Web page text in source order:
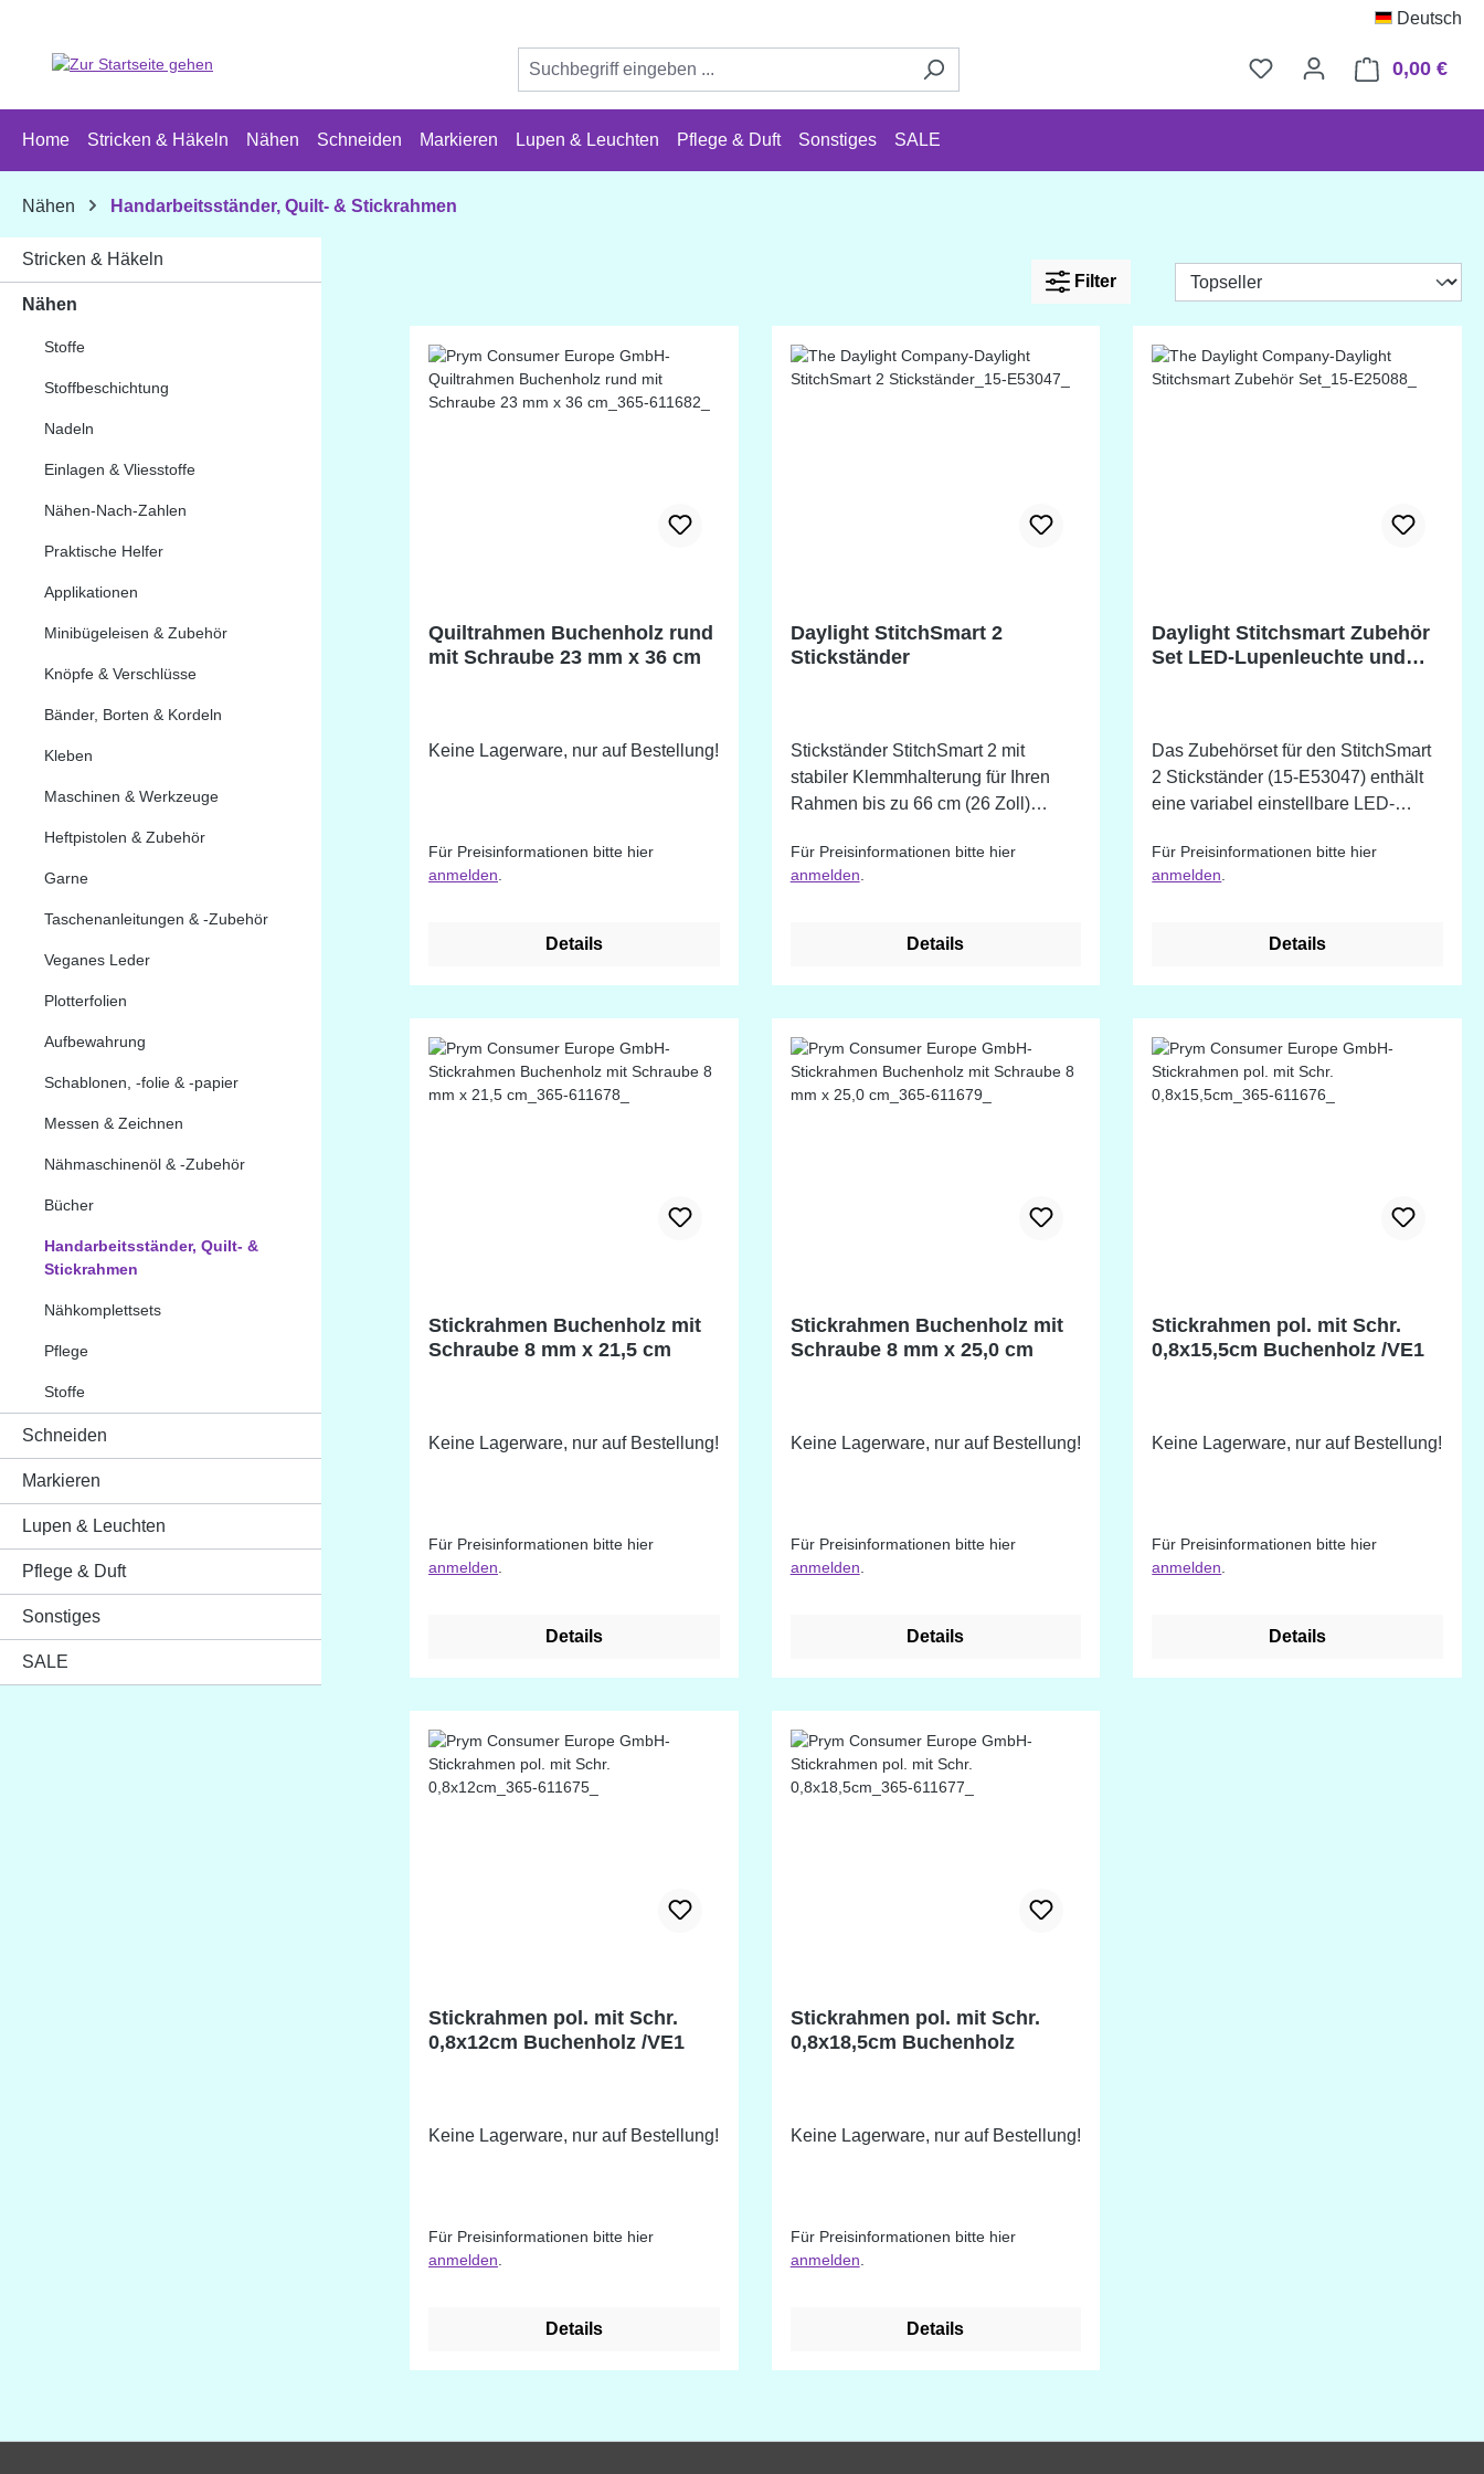
Deutsch
0,00 €
Home Stricken & Häkeln Nähen Schneiden Markieren Lupen & Leuchten Pflege & Duft Sonstiges SALE
Nähen Handarbeitsständer, Quilt- & Stickrahmen
Stricken & Häkeln
Nähen
Stoffe
Stoffbeschichtung
Nadeln
Einlagen & Vliesstoffe
Nähen-Nach-Zahlen
Praktische Helfer
Applikationen
Minibügeleisen & Zubehör
Knöpfe & Verschlüsse
Bänder, Borten & Kordeln
Kleben
Maschinen & Werkzeuge
Heftpistolen & Zubehör
Garne
Taschenanleitungen & -Zubehör
Veganes Leder
Plotterfolien
Aufbewahrung
Schablonen, -folie & -papier
Messen & Zeichnen
Nähmaschinenöl & -Zubehör
Bücher
Handarbeitsständer, Quilt- &
Stickrahmen
Nähkomplettsets
Pflege
Stoffe
Schneiden
Markieren
Lupen & Leuchten
Pflege & Duft
Sonstiges
SALE
Filter
Quiltrahmen Buchenholz rund
mit Schraube 23 mm x 36 cm
Keine Lagerware, nur auf Bestellung!
Für Preisinformationen bitte hier
anmelden
Details
Daylight StitchSmart 2
Stickständer
Stickständer StitchSmart 2 mit
stabiler Klemmhalterung für Ihren
Rahmen bis zu 66 cm (26 Zoll)
vollständig höhenverstellbar und hat
ein einzigartiges Schwenksystem
Rahmens ermöglicht. Die maximale
optional erhältlich als Zubehör: Lupe
und Kartenhalter (Art. 15-E25088)
Lieferung erfolgt ohne Rahmen!
Für Preisinformationen bitte hier
anmelden
Details
Daylight Stitchsmart Zubehör
Set LED-Lupenleuchte und
Das Zubehörset für den StitchSmart
2 Stickständer (15-E53047) enthält
eine variabel einstellbare LED-
Vergrößerung sowie einen
Musterhalter.
Für Preisinformationen bitte hier
anmelden
Details
Stickrahmen Buchenholz mit
Schraube 8 mm x 21,5 cm
Keine Lagerware, nur auf Bestellung!
Für Preisinformationen bitte hier
anmelden
Details
Stickrahmen Buchenholz mit
Schraube 8 mm x 25,0 cm
Keine Lagerware, nur auf Bestellung!
Für Preisinformationen bitte hier
anmelden
Details
Stickrahmen pol. mit Schr.
0,8x15,5cm Buchenholz /VE1
Keine Lagerware, nur auf Bestellung!
Für Preisinformationen bitte hier
anmelden
Details
Stickrahmen pol. mit Schr.
0,8x12cm Buchenholz /VE1
Keine Lagerware, nur auf Bestellung!
Für Preisinformationen bitte hier
anmelden
Details
Stickrahmen pol. mit Schr.
0,8x18,5cm Buchenholz
Keine Lagerware, nur auf Bestellung!
Für Preisinformationen bitte hier
anmelden
Details